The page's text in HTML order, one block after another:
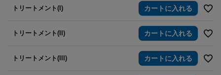
トリートメント(I) カートに入れる
トリートメント(II) カートに入れる
トリートメント(III) カートに入れる